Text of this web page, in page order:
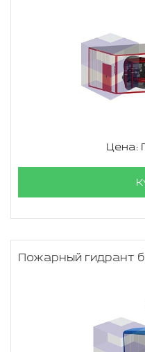
Цена:
Пожарный гидрант